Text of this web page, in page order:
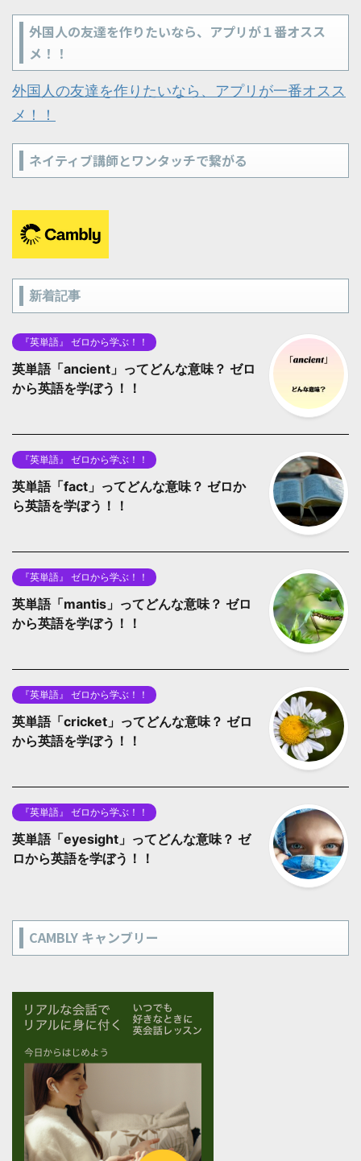
外国人の友達を作りたいなら、アプリが１番オスス
メ！！
外国人の友達を作りたいなら、アプリが一番オスス
メ！！
ネイティブ講師とワンタッチで繋がる
新着記事
『英単語』 ゼロから学ぶ！！
英単語「ancient」ってどんな意味？ ゼロ
から英語を学ぼう！！
『英単語』 ゼロから学ぶ！！
英単語「fact」ってどんな意味？ ゼロか
ら英語を学ぼう！！
『英単語』 ゼロから学ぶ！！
英単語「mantis」ってどんな意味？ ゼロ
から英語を学ぼう！！
『英単語』 ゼロから学ぶ！！
英単語「cricket」ってどんな意味？ ゼロ
から英語を学ぼう！！
『英単語』 ゼロから学ぶ！！
英単語「eyesight」ってどんな意味？ ゼ
ロから英語を学ぼう！！
CAMBLY キャンブリー